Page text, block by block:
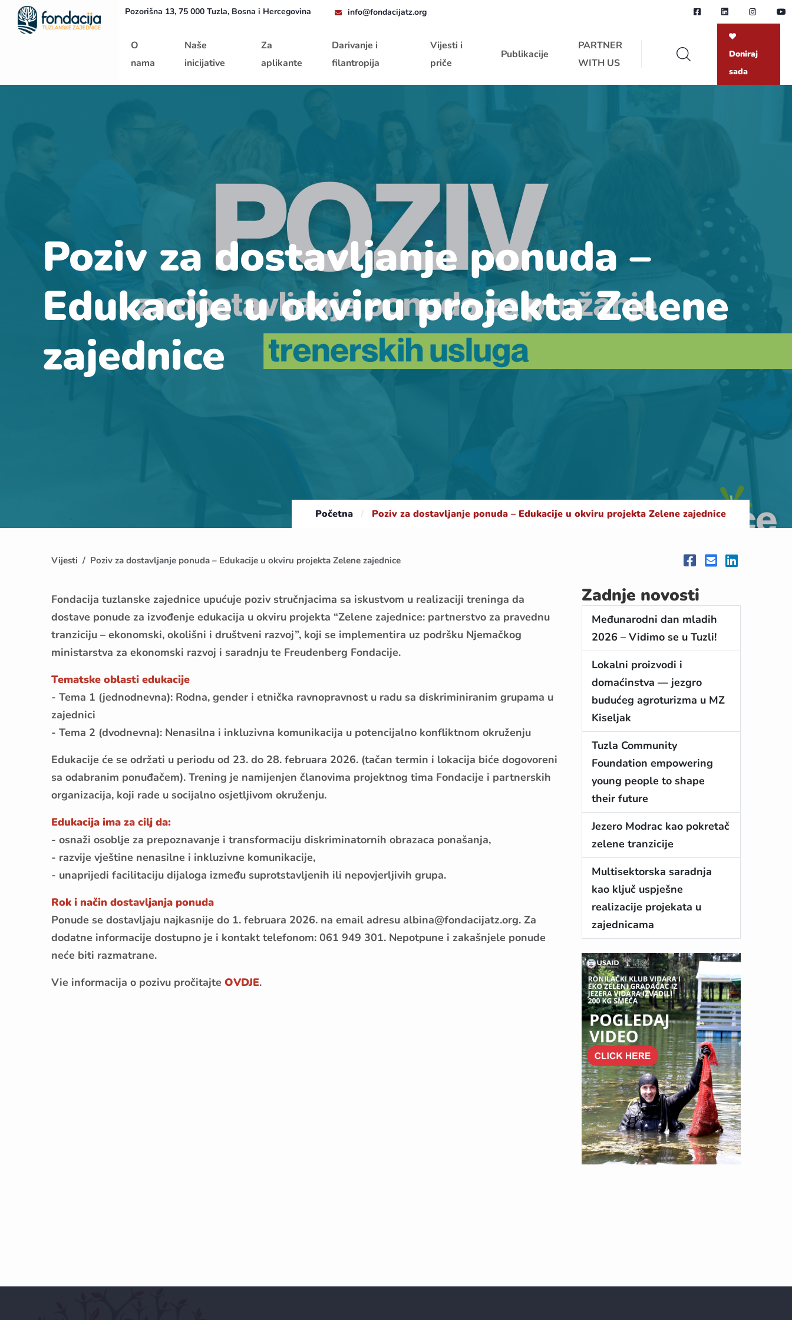
Početna Pozorišna 13, 75 000 Tuzla, Bosna i Hercegovina info@fondacijatz.org
O
nama
Naše
inicijative
Za
aplikante
Darivanje i
filantropija
Vijesti i
priče
Publikacije
PARTNER
WITH US
Doniraj
sada
Poziv za dostavljanje ponuda –
Edukacije u okviru projekta Zelene
zajednice
Početna / Poziv za dostavljanje ponuda – Edukacije u okviru projekta Zelene zajednice
Vijesti Poziv za dostavljanje ponuda – Edukacije u okviru projekta Zelene zajednice
Fondacija tuzlanske zajednice upućuje poziv stručnjacima sa iskustvom u realizaciji treninga da
dostave ponude za izvođenje edukacija u okviru projekta “Zelene zajednice: partnerstvo za pravednu
tranziciju – ekonomski, okolišni i društveni razvoj”, koji se implementira uz podršku Njemačkog
ministarstva za ekonomski razvoj i saradnju te Freudenberg Fondacije.
Tematske oblasti edukacije
- Tema 1 (jednodnevna): Rodna, gender i etnička ravnopravnost u radu sa diskriminiranim grupama u
zajednici
- Tema 2 (dvodnevna): Nenasilna i inkluzivna komunikacija u potencijalno konfliktnom okruženju
Edukacije će se održati u periodu od 23. do 28. februara 2026. (tačan termin i lokacija biće dogovoreni
sa odabranim ponuđačem). Trening je namijenjen članovima projektnog tima Fondacije i partnerskih
organizacija, koji rade u socijalno osjetljivom okruženju.
Edukacija ima za cilj da:
- osnaži osoblje za prepoznavanje i transformaciju diskriminatornih obrazaca ponašanja,
- razvije vještine nenasilne i inkluzivne komunikacije,
- unaprijedi facilitaciju dijaloga između suprotstavljenih ili nepovjerljivih grupa.
Rok i način dostavljanja ponuda
Ponude se dostavljaju najkasnije do 1. februara 2026. na email adresu albina@fondacijatz.org. Za
dodatne informacije dostupno je i kontakt telefonom: 061 949 301. Nepotpune i zakašnjele ponude
neće biti razmatrane.
Vie informacija o pozivu pročitajte OVDJE.
Zadnje novosti
Međunarodni dan mladih
2026 – Vidimo se u Tuzli!
Lokalni proizvodi i
domaćinstva — jezgro
budućeg agroturizma u MZ
Kiseljak
Tuzla Community
Foundation empowering
young people to shape
their future
Jezero Modrac kao pokretač
zelene tranzicije
Multisektorska saradnja
kao ključ uspješne
realizacije projekata u
zajednicama